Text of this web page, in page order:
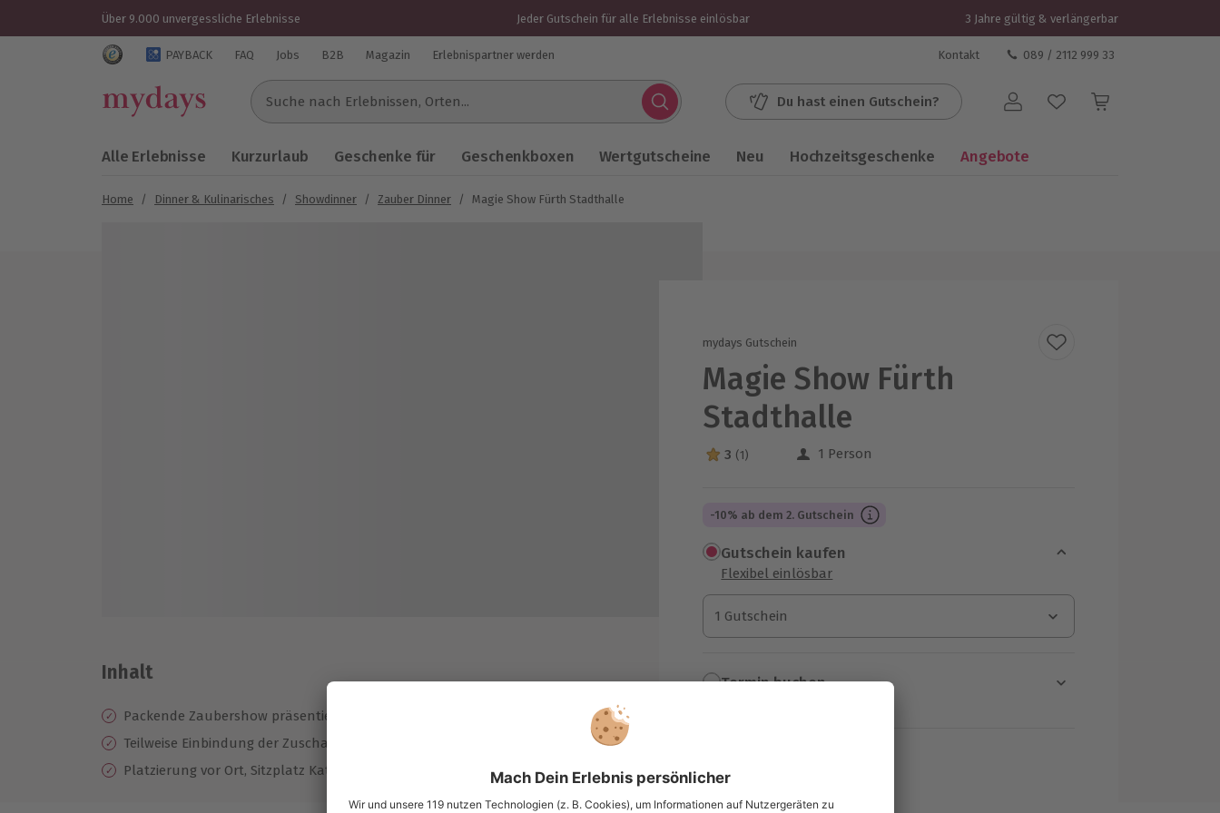
Über 9.000 unvergessliche Erlebnisse Jeder Gutschein für alle Erlebnisse einlösbar 3 Jahre gültig & verlängerbar
Trustedshops Bewertungen für mydays.de
PAYBACK FAQ Jobs B2B Magazin Erlebnispartner werden Kontakt 089 / 2112 999 33
Suche nach Erlebnissen...
Du hast einen Gutschein? Benutzerkonto
Alle Erlebnisse Kurzurlaub Geschenke für Geschenkboxen Wertgutscheine Neu Hochzeitsgeschenke Angebote
Home / Dinner & Kulinarisches / Showdinner / Zauber Dinner / Magie Show Fürth Stadthalle
mydays Gutschein
Magie Show Fürth
Stadthalle
3 Sterne von 5 aus 1 Bewertungen
3 (1) 1 Person
-10% ab dem 2. Gutschein
Gutschein kaufen
Flexibel einlösbar
1 Gutschein
1 Gutschein
1 Gutschein
Termin buchen
54,90 €
zzgl. Versand(inkl. MwSt.)
Inhalt
Packende Zaubershow präsentiert vom Magier-Duo „Golden Ace“
Teilweise Einbindung der Zuschauer in die Zauberkunst und Tricks
Platzierung vor Ort, Sitzplatz Kategorie 2